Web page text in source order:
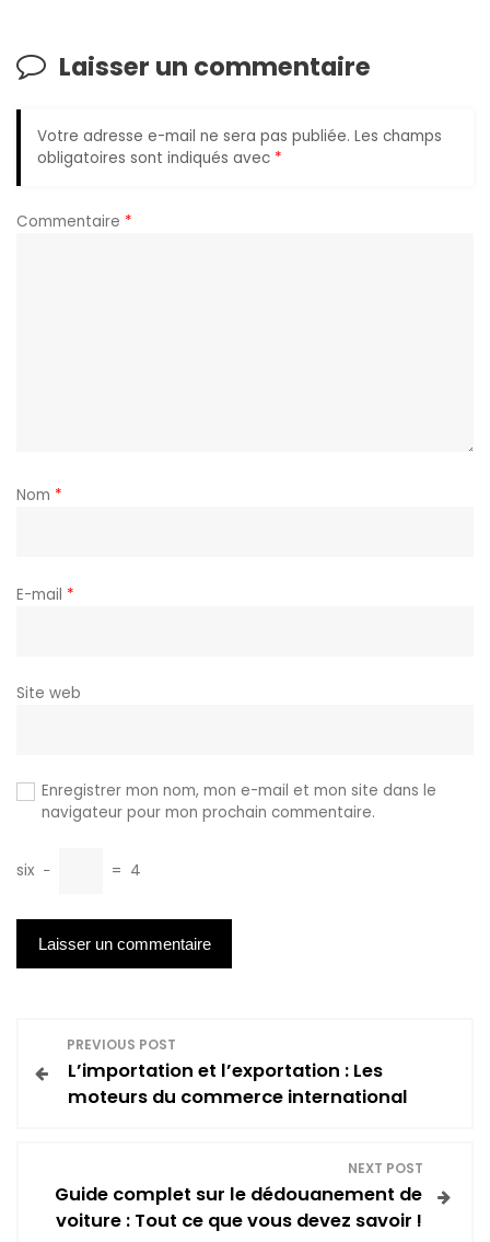
Laisser un commentaire
Votre adresse e-mail ne sera pas publiée. Les champs
obligatoires sont indiqués avec *
Commentaire *
Nom *
E-mail *
Site web
Enregistrer mon nom, mon e-mail et mon site dans le
navigateur pour mon prochain commentaire.
six − = 4
a
PREVIOUS POST
L’importation et l’exportation : Les
moteurs du commerce international
NEXT POST
Guide complet sur le dédouanement de
voiture : Tout ce que vous devez savoir !